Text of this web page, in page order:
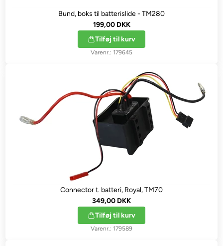
Bund, boks til batterislide - TM280
199,00 DKK
Tilføj til kurv
179645
Connector t. batteri, Royal, TM70
349,00 DKK
Tilføj til kurv
179589